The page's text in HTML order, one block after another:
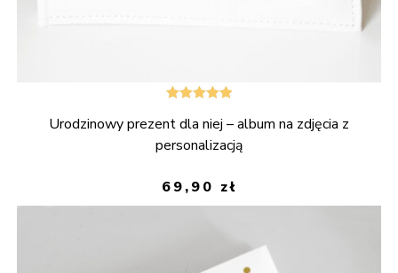
5.00na 5
Urodzinowy prezent dla niej – album na zdjęcia z
personalizacją
69,90 zł